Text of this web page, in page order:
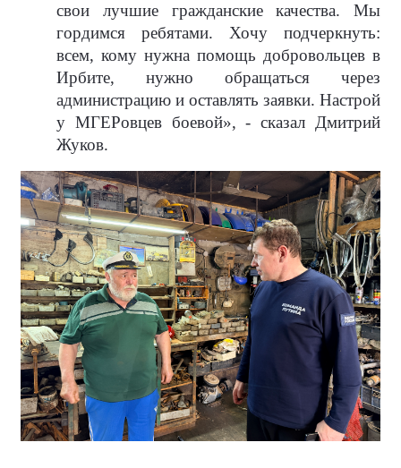
свои лучшие гражданские качества. Мы
гордимся ребятами. Хочу подчеркнуть:
всем, кому нужна помощь добровольцев в
Ирбите, нужно обращаться через
администрацию и оставлять заявки. Настрой
у МГЕРовцев боевой», - сказал Дмитрий
Жуков.